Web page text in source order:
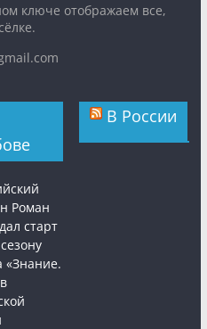
ключе отображаем все,
Роман
старт
«Знание.
В России